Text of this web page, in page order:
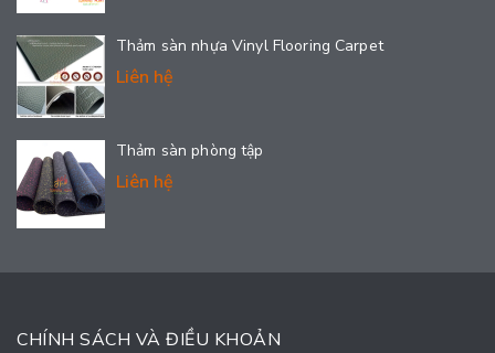
Thảm sàn nhựa Vinyl Flooring Carpet
Liên hệ
Thảm sàn phòng tập
Liên hệ
CHÍNH SÁCH VÀ ĐIỀU KHOẢN